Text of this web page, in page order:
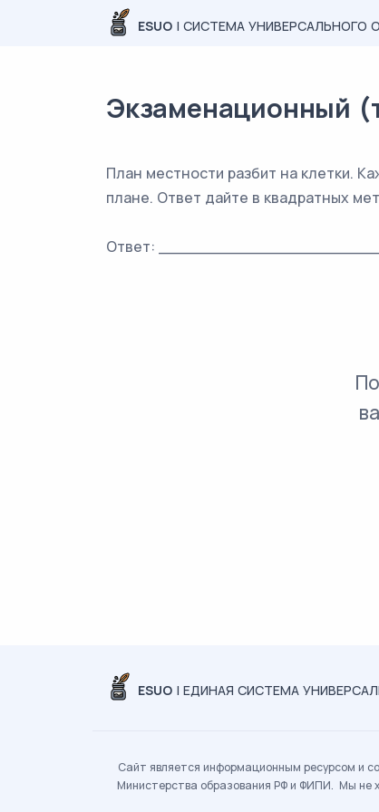
ESUO | СИСТЕМА УНИВЕРСАЛЬНОГО
Экзаменационный
План местности разбит на клетки.
плане. Ответ дайте в квадратных
Ответ:
ESUO | ЕДИНАЯ СИСТЕМА
Сайт является информационным ресурсом и
Министерства образования РФ и ФИПИ. Мы не